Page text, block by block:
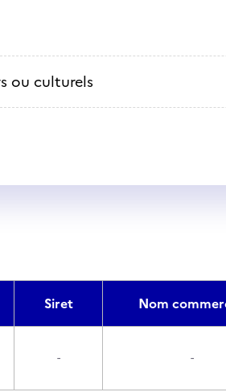
ou culturels
Siret Nom
- -